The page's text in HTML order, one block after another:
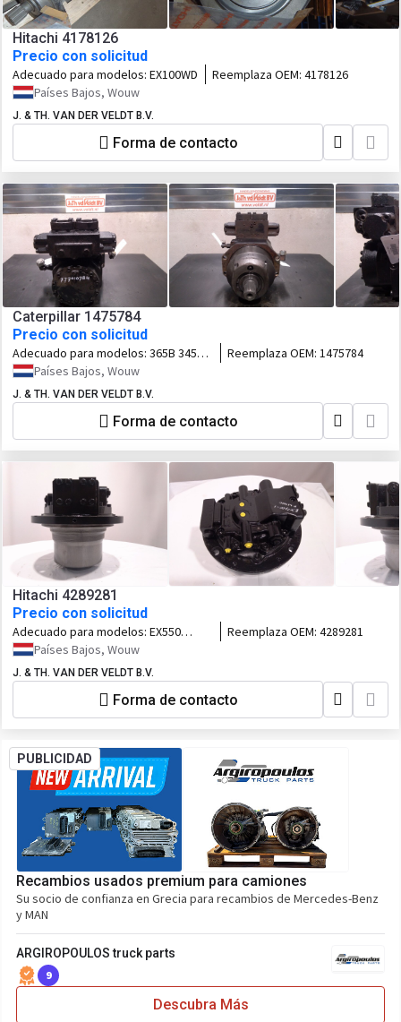
Hitachi 4178126
Precio con solicitud
Adecuado para modelos: EX100WD Reemplaza OEM: 4178126
Países Bajos, Wouw
J. & TH. VAN DER VELDT B.V.
Forma de contacto
Caterpillar 1475784
Precio con solicitud
Adecuado para modelos: 365B 345C
365C 345BII 365BII
Reemplaza OEM: 1475784
Países Bajos, Wouw
J. & TH. VAN DER VELDT B.V.
Forma de contacto
Hitachi 4289281
Precio con solicitud
Adecuado para modelos: EX550
EX600-3 EX600-5 EX550-3 EX550-5
Reemplaza OEM: 4289281
Países Bajos, Wouw
J. & TH. VAN DER VELDT B.V.
Forma de contacto
PUBLICIDAD
Recambios usados premium para camiones
Su socio de confianza en Grecia para recambios de Mercedes-Benz
y MAN
ARGIROPOULOS truck parts
9
Descubra Más